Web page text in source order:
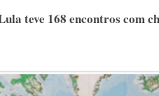
teve 168 encontros com